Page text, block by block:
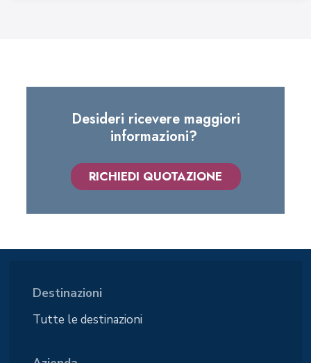
Desideri ricevere maggiori
informazioni?
RICHIEDI QUOTAZIONE
Destinazioni
Tutte le destinazioni